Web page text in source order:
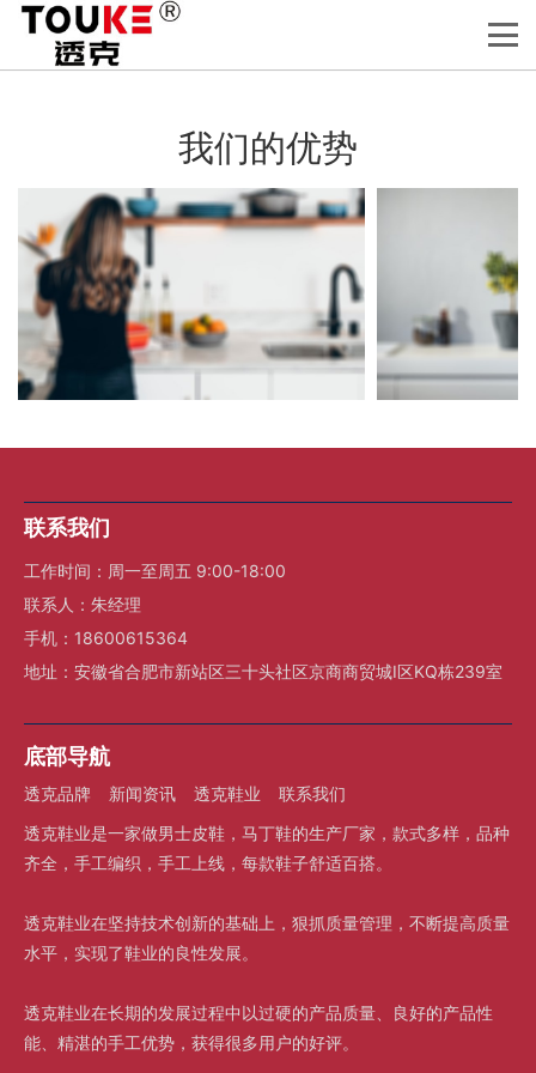
我们的优势
联系我们
工作时间：周一至周五 9:00-18:00
联系人：朱经理
手机：18600615364
地址：安徽省合肥市新站区三十头社区京商商贸城I区KQ栋239室
底部导航
透克品牌 新闻资讯 透克鞋业
联系我们
透克鞋业是一家做男士皮鞋，马丁鞋的生产厂家，款式多样，品种
齐全，手工编织，手工上线，每款鞋子舒适百搭。
透克鞋业在坚持技术创新的基础上，狠抓质量管理，不断提高质量
水平，实现了鞋业的良性发展。
透克鞋业在长期的发展过程中以过硬的产品质量、良好的产品性
能、精湛的手工优势，获得很多用户的好评。